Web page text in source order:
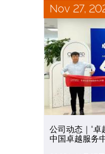
Nov 27,
公司动态｜“卓
中国卓越服务